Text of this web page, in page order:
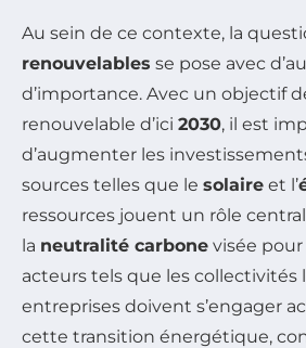
Au sein de ce contexte, la
renouvelables se pose avec
d’importance. Avec un objectif
renouvelable d’ici 2030, il est
d’augmenter les
sources telles que le solaire et l’
ressources jouent un rôle
la neutralité carbone visée pour
acteurs tels que les collectivités
entreprises doivent s’engager
cette transition énergétique,